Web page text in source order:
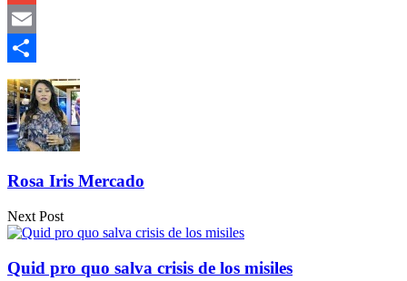
Gmail
Email
Compartir
Rosa Iris Mercado
Next Post
Quid pro quo salva crisis de los misiles